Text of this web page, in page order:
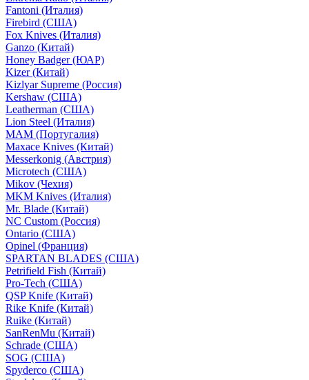
Fantoni (Италия)
Firebird (США)
Fox Knives (Италия)
Ganzo (Китай)
Honey Badger (ЮАР)
Kizer (Китай)
Kizlyar Supreme (Россия)
Kershaw (США)
Leatherman (США)
Lion Steel (Италия)
MAM (Португалия)
Maxace Knives (Китай)
Messerkonig (Австрия)
Microtech (США)
Mikov (Чехия)
MKM Knives (Италия)
Mr. Blade (Китай)
NC Custom (Россия)
Ontario (США)
Opinel (Франция)
SPARTAN BLADES (США)
Petrifield Fish (Китай)
Pro-Tech (США)
QSP Knife (Китай)
Rike Knife (Китай)
Ruike (Китай)
SanRenMu (Китай)
Schrade (США)
SOG (США)
Spyderco (США)